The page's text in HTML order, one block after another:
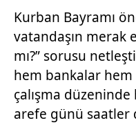
Kurban Bayramı
vatandaşın merak
mı?” sorusu
hem bankalar
çalışma
arefe günü saatler